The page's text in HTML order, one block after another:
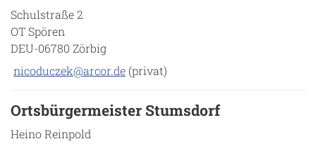
Schulstraße 2
OT Spören
DEU-06780 Zörbig
nicoduczek@arcor.de (privat)
Ortsbürgermeister Stumsdorf
Heino Reinpold